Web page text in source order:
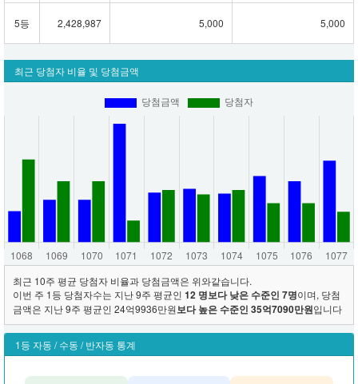
5등 2,428,987 5,000 5,000
최근 당첨자 비율 및 당첨금액
최근 10주 평균 당첨자 비율과 당첨금액은 위와같습니다.
이번 주 1등 당첨자수는 지난 9주 평균인 12 명보다 낮은 수준인 7명이며, 당첨
금액은 지난 9주 평균인 24억9936만원보다 높은 수준인 35억7090만원입니다
1등 자동 / 수동 / 반자동 통계